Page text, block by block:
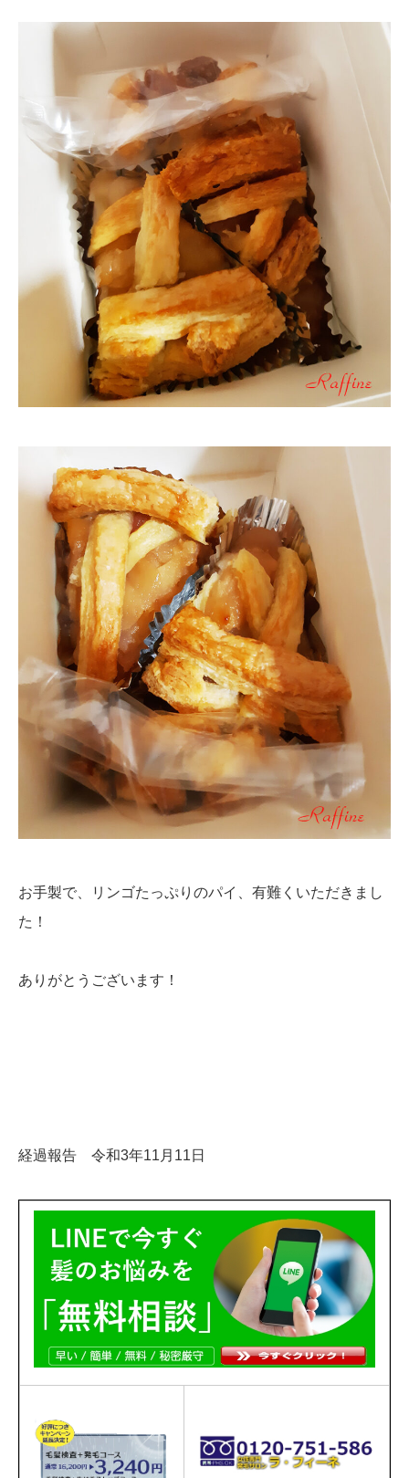
お手製で、リンゴたっぷりのパイ、有難くいただきまし
た！
ありがとうございます！
経過報告 令和3年11月11日